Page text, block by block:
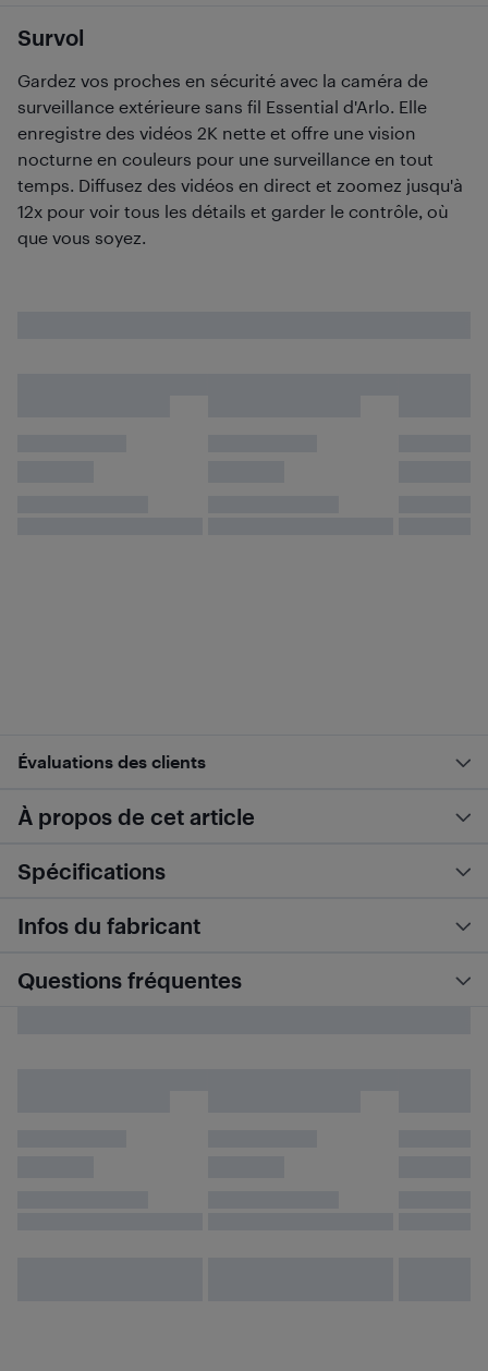
Survol
Gardez vos proches en sécurité avec la caméra de
surveillance extérieure sans fil Essential d'Arlo. Elle
enregistre des vidéos 2K nette et offre une vision
nocturne en couleurs pour une surveillance en tout
temps. Diffusez des vidéos en direct et zoomez jusqu'à
12x pour voir tous les détails et garder le contrôle, où
que vous soyez.
Évaluations des clients
À propos de cet article
Spécifications
Infos du fabricant
Questions fréquentes